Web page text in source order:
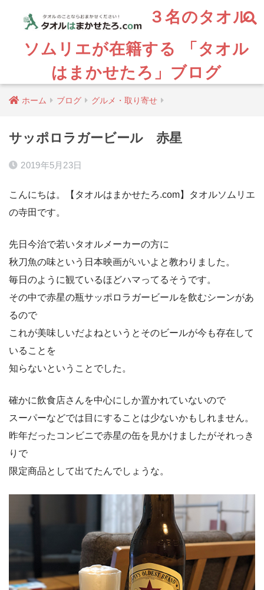
３名のタオル
ソムリエが在籍する 「タオル
はまかせたろ」ブログ
ホーム ブログ グルメ・取り寄せ
サッポロラガービール 赤星
2019年5月23日
こんにちは。【タオルはまかせたろ.com】タオルソムリエ
の寺田です。
先日今治で若いタオルメーカーの方に
秋刀魚の味という日本映画がいいよと教わりました。
毎日のように観ているほどハマってるそうです。
その中で赤星の瓶サッポロラガービールを飲むシーンがあ
るので
これが美味しいだよねというとそのビールが今も存在して
いることを
知らないということでした。
確かに飲食店さんを中心にしか置かれていないので
スーパーなどでは目にすることは少ないかもしれません。
昨年だったコンビニで赤星の缶を見かけましたがそれっき
りで
限定商品として出てたんでしょうな。